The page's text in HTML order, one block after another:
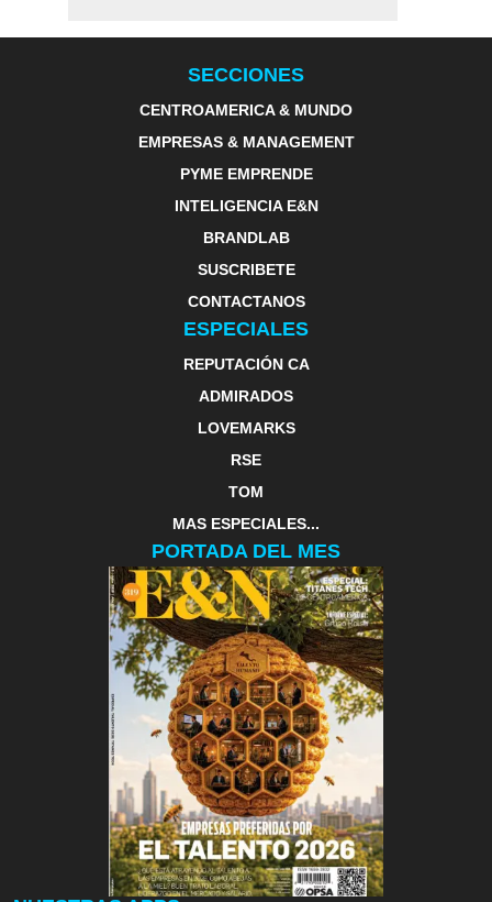
SECCIONES
CENTROAMERICA & MUNDO
EMPRESAS & MANAGEMENT
PYME EMPRENDE
INTELIGENCIA E&N
BRANDLAB
SUSCRIBETE
CONTACTANOS
ESPECIALES
REPUTACIÓN CA
ADMIRADOS
LOVEMARKS
RSE
TOM
MAS ESPECIALES...
PORTADA DEL MES